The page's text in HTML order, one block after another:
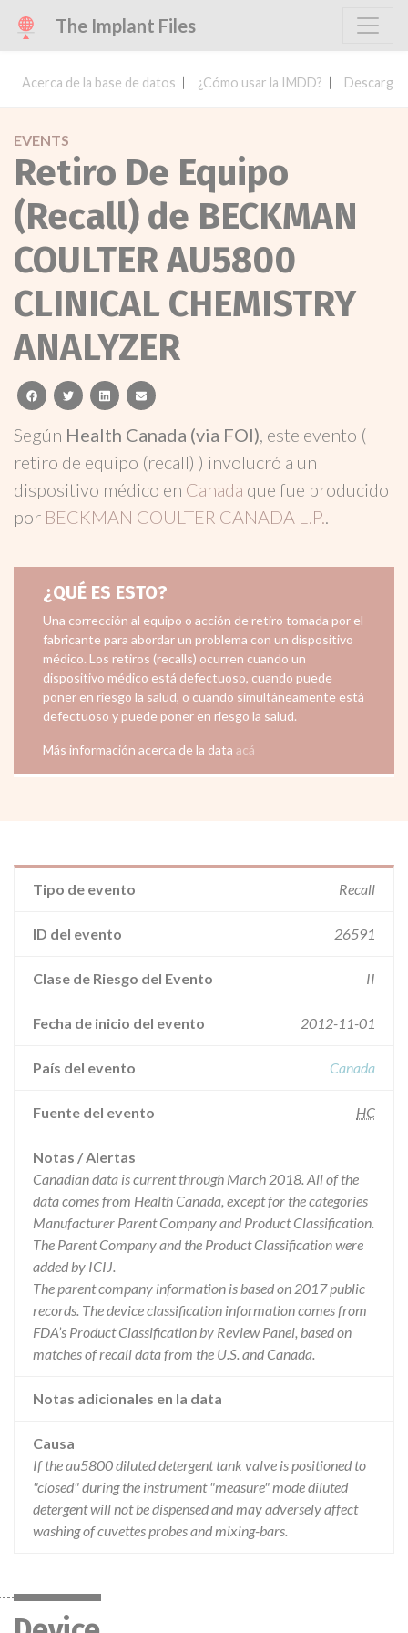
The Implant Files
Acerca de la base de datos ¿Cómo usar la IMDD? Descargar
EVENTS
Retiro De Equipo
(Recall) de BECKMAN
COULTER AU5800
CLINICAL CHEMISTRY
ANALYZER
facebooktwitterlinkedinemail
Según Health Canada (via FOI), este evento (
retiro de equipo (recall) ) involucró a un
dispositivo médico en Canada que fue producido
por BECKMAN COULTER CANADA L.P..
¿QUÉ ES ESTO?
Una corrección al equipo o acción de retiro tomada por el
fabricante para abordar un problema con un dispositivo
médico. Los retiros (recalls) ocurren cuando un
dispositivo médico está defectuoso, cuando puede
poner en riesgo la salud, o cuando simultáneamente está
defectuoso y puede poner en riesgo la salud.
Más información acerca de la data acá
Tipo de evento Recall
ID del evento 26591
Clase de Riesgo del Evento II
Fecha de inicio del evento 2012-11-01
País del evento Canada
Fuente del evento HC
Notas / Alertas
Canadian data is current through March 2018. All of the
data comes from Health Canada, except for the categories
Manufacturer Parent Company and Product Classification.
The Parent Company and the Product Classification were
added by ICIJ.
The parent company information is based on 2017 public
records. The device classification information comes from
FDA’s Product Classification by Review Panel, based on
matches of recall data from the U.S. and Canada.
Notas adicionales en la data
Causa
If the au5800 diluted detergent tank valve is positioned to
"closed" during the instrument "measure" mode diluted
detergent will not be dispensed and may adversely affect
washing of cuvettes probes and mixing-bars.